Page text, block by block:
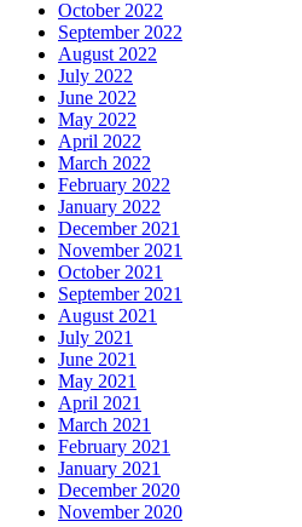
October 2022
September 2022
August 2022
July 2022
June 2022
May 2022
April 2022
March 2022
February 2022
January 2022
December 2021
November 2021
October 2021
September 2021
August 2021
July 2021
June 2021
May 2021
April 2021
March 2021
February 2021
January 2021
December 2020
November 2020